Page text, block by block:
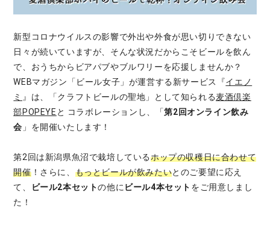
新型コロナウイルスの影響で外出や外食が思い切りできない
日々が続いていますが、そんな状況だからこそビールを飲ん
で、おうちからビアパブやブルワリーを応援しませんか？
WEBマガジン「ビール女子」が運営する新サービス『イエノ
ミ 』は、「クラフトビールの聖地」として知られる麦酒倶楽
部POPEYE と コラボレーションし、「第2回オンライン飲み
会 」を開催いたします！
第2回は新潟県魚沼で栽培しているホップの収穫日に合わせて
開催！さらに、 もっとビールが飲みたいとのご要望に応え
て、
ビール2本セットの他に ビール4本セット をご用意しまし
た！